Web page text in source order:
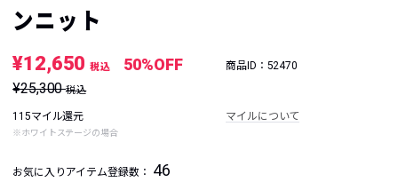
ンニット
¥12,650税込 50%OFF 商品ID：52470
¥25,300税込
115マイル還元
※ホワイトステージの場合
マイルについて
お気に入りアイテム登録数： 46